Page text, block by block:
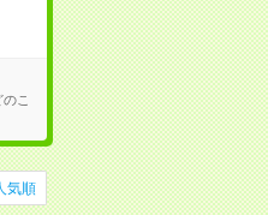
こ
気順